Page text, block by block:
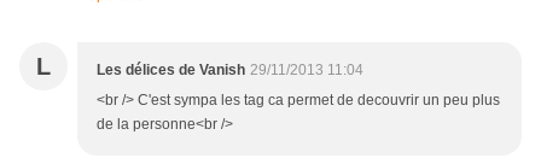
L Les délices de Vanish 29/11/2013 11:04
<br /> C'est sympa les tag ca permet de decouvrir un peu plus
de la personne<br />